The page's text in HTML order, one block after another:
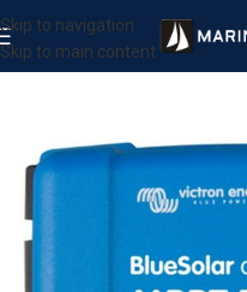
Skip to navigation
Skip to main content